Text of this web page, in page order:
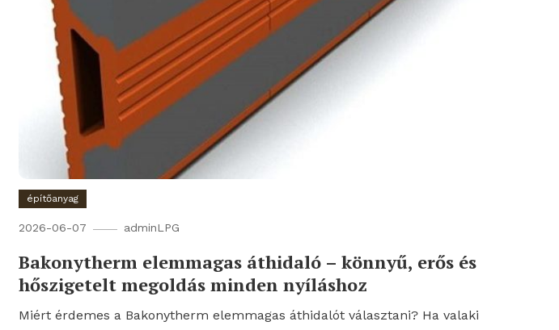
építőanyag
2026-06-07 adminLPG
Bakonytherm elemmagas áthidaló – könnyű, erős és
hőszigetelt megoldás minden nyíláshoz
Miért érdemes a Bakonytherm elemmagas áthidalót választani? Ha valaki